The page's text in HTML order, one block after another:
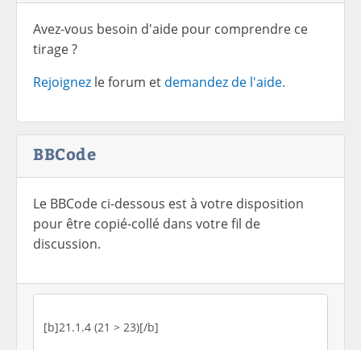
Avez-vous besoin d'aide pour comprendre ce
tirage ?
Rejoignez le forum et demandez de l'aide.
BBCode
Le BBCode ci-dessous est à votre disposition
pour être copié-collé dans votre fil de
discussion.